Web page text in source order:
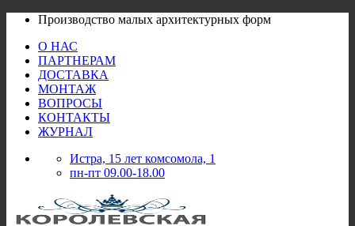
Skip
content
Производство малых архитектурных форм
О НАС
ПАРТНЕРАМ
ДОСТАВКА
МОНТАЖ
ВОПРОСЫ
КОНТАКТЫ
ЖУРНАЛ
Истра, 15 лет комсомола, 1
пн-пт 09.00-18.00